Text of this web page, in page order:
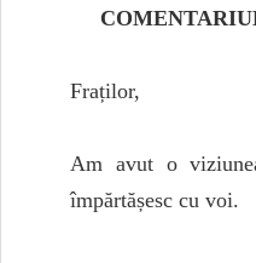
Fraților,
Am avut o
împărtășesc cu voi.